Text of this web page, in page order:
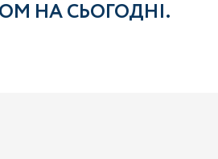
НА СЬОГОДНІ.